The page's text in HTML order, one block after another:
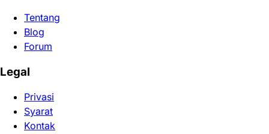
Tentang
Blog
Forum
Legal
Privasi
Syarat
Kontak